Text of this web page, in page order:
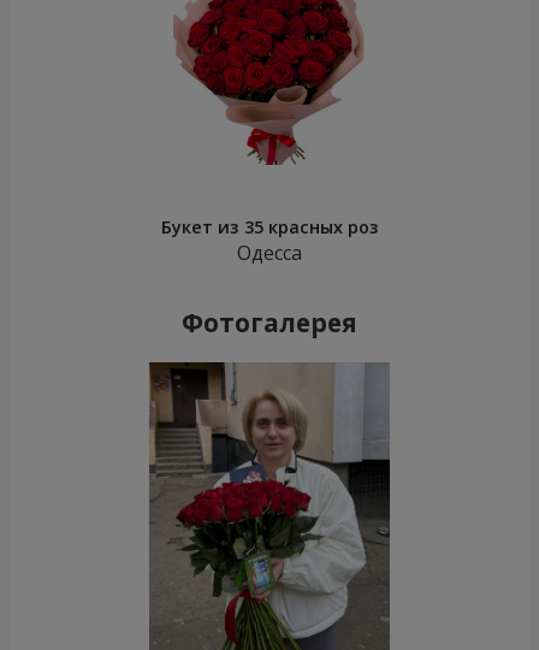
Букет из 35 красных роз
Одесса
Фотогалерея